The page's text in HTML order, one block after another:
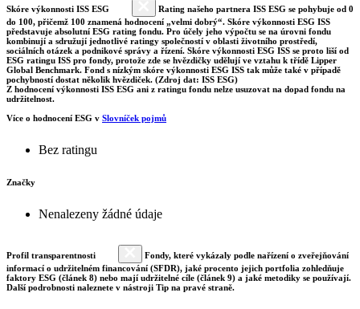
Skóre výkonnosti ISS ESG
Rating našeho partnera ISS ESG se pohybuje od 0
do 100, přičemž 100 znamená hodnocení „velmi dobrý“. Skóre výkonnosti ESG ISS
představuje absolutní ESG rating fondu. Pro účely jeho výpočtu se na úrovni fondu
kombinují a sdružují jednotlivé ratingy společností v oblasti životního prostředí,
sociálních otázek a podnikové správy a řízení. Skóre výkonnosti ESG ISS se proto liší od
ESG ratingu ISS pro fondy, protože zde se hvězdičky udělují ve vztahu k třídě Lipper
Global Benchmark. Fond s nízkým skóre výkonnosti ESG ISS tak může také v případě
pochybností dostat několik hvězdiček. (Zdroj dat: ISS ESG)
Z hodnocení výkonnosti ISS ESG ani z ratingu fondu nelze usuzovat na dopad fondu na
udržitelnost.
Více o hodnocení ESG v Slovníček pojmů
Bez ratingu
Značky
Nenalezeny žádné údaje
Profil transparentnosti
Fondy, které vykázaly podle nařízení o zveřejňování
informací o udržitelném financování (SFDR), jaké procento jejich portfolia zohledňuje
faktory ESG (článek 8) nebo mají udržitelné cíle (článek 9) a jaké metodiky se používají.
Další podrobnosti naleznete v nástroji Tip na pravé straně.